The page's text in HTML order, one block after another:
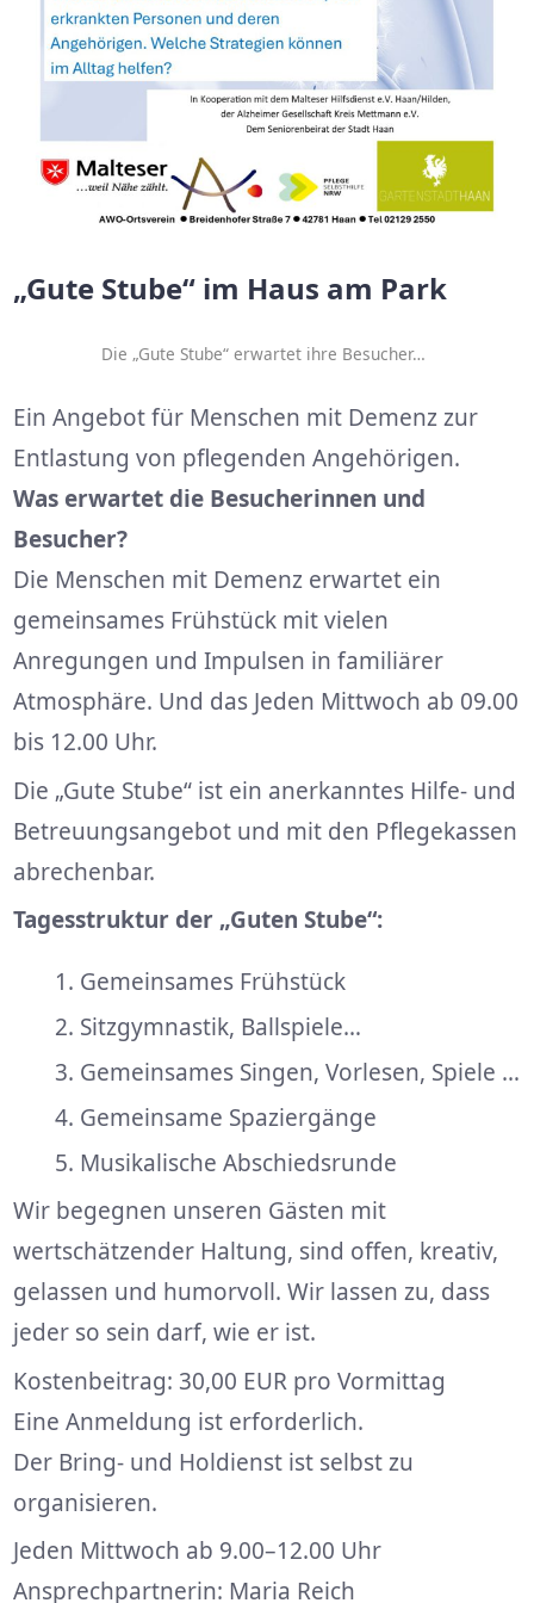
„Gute Stube“ im Haus am Park
Die „Gute Stube“ erwartet ihre Besucher…
Ein Angebot für Menschen mit Demenz zur
Entlastung von pflegenden Angehörigen.
Was erwartet die Besucherinnen und
Besucher?
Die Menschen mit Demenz erwartet ein
gemeinsames Frühstück mit vielen
Anregungen und Impulsen in familiärer
Atmosphäre. Und das Jeden Mittwoch ab 09.00
bis 12.00 Uhr.
Die „Gute Stube“ ist ein anerkanntes Hilfe- und
Betreuungsangebot und mit den Pflegekassen
abrechenbar.
Tagesstruktur der „Guten Stube“:
Gemeinsames Frühstück
Sitzgymnastik, Ballspiele…
Gemeinsames Singen, Vorlesen, Spiele …
Gemeinsame Spaziergänge
Musikalische Abschiedsrunde
Wir begegnen unseren Gästen mit
wertschätzender Haltung, sind offen, kreativ,
gelassen und humorvoll. Wir lassen zu, dass
jeder so sein darf, wie er ist.
Kostenbeitrag: 30,00 EUR pro Vormittag
Eine Anmeldung ist erforderlich.
Der Bring- und Holdienst ist selbst zu
organisieren.
Jeden Mittwoch ab 9.00–12.00 Uhr
Ansprechpartnerin: Maria Reich